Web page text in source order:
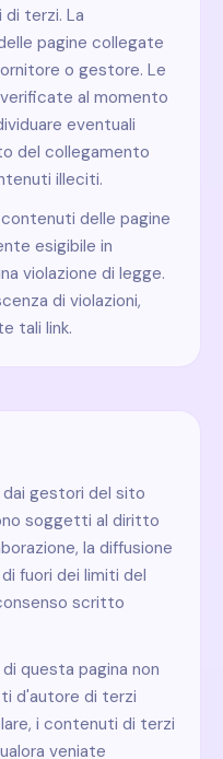
terzi. La
pagine collegate
o gestore. Le
al momento
eventuali
del collegamento
illeciti.
delle pagine
esigibile in
violazione di legge.
di violazioni,
tali link.
gestori del sito
soggetti al diritto
la diffusione
fuori dei limiti del
scritto
questa pagina non
d'autore di terzi
i contenuti di terzi
veniate